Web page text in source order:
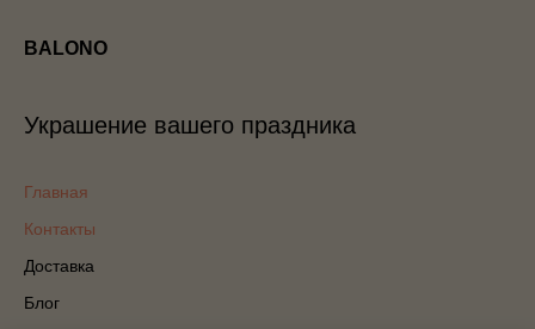
BALONO
Украшение вашего праздника
Главная
Контакты
Доставка
Блог